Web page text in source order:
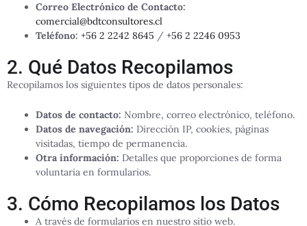
Correo Electrónico de Contacto:
comercial@bdtconsultores.cl
Teléfono: +56 2 2242 8645 / +56 2 2246 0953
2. Qué Datos Recopilamos
Recopilamos los siguientes tipos de datos personales:
Datos de contacto: Nombre, correo electrónico, teléfono.
Datos de navegación: Dirección IP, cookies, páginas
visitadas, tiempo de permanencia.
Otra información: Detalles que proporciones de forma
voluntaria en formularios.
3. Cómo Recopilamos los Datos
A través de formularios en nuestro sitio web.